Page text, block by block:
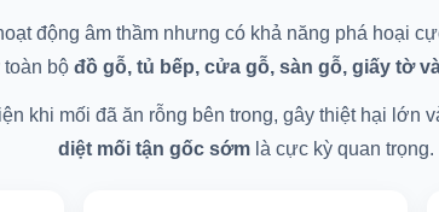
động âm thầm nhưng có khả năng phá hoại
toàn bộ đồ gỗ, tủ bếp, cửa gỗ, sàn gỗ, giấy tờ
khi mối đã ăn rỗng bên trong, gây thiệt hại lớn
diệt mối tận gốc sớmlà cực kỳ quan trọng.